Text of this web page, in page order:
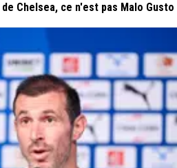
Chelsea, ce n'est pas Malo Gusto